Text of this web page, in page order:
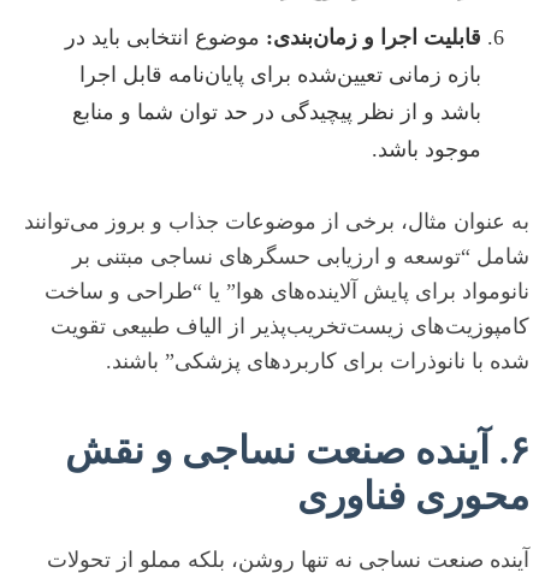
قابلیت اجرا و زمان‌بندی: موضوع انتخابی باید در
بازه زمانی تعیین‌شده برای پایان‌نامه قابل اجرا
باشد و از نظر پیچیدگی در حد توان شما و منابع
موجود باشد.
به عنوان مثال، برخی از موضوعات جذاب و بروز می‌توانند
شامل “توسعه و ارزیابی حسگرهای نساجی مبتنی بر
نانومواد برای پایش آلاینده‌های هوا” یا “طراحی و ساخت
کامپوزیت‌های زیست‌تخریب‌پذیر از الیاف طبیعی تقویت
شده با نانوذرات برای کاربردهای پزشکی” باشند.
۶. آینده صنعت نساجی و نقش
محوری فناوری
آینده صنعت نساجی نه تنها روشن، بلکه مملو از تحولات